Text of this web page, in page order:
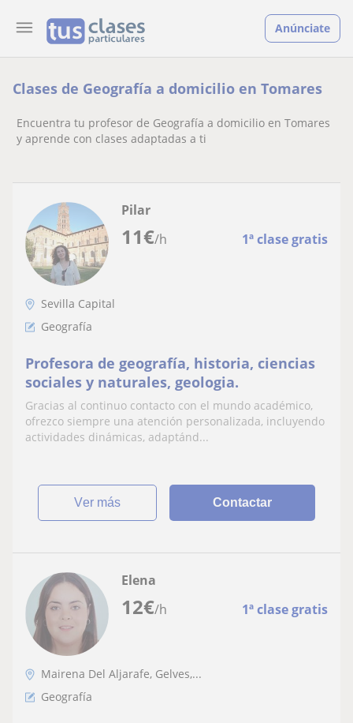
Anúnciate
Clases de Geografía a domicilio en Tomares
Encuentra tu profesor de Geografía a domicilio en Tomares
y aprende con clases adaptadas a ti
11€/h 1ª clase gratis
Pilar
Sevilla Capital
Geografía
Profesora de geografía, historia, ciencias
sociales y naturales, geologia.
Gracias al continuo contacto con el mundo académico,
ofrezco siempre una atención personalizada, incluyendo
actividades dinámicas, adaptánd...
ver más Contactar
12€/h 1ª clase gratis
Elena
Mairena Del Aljarafe, Gelves,...
Geografía